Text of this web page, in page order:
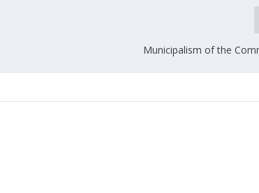
Municipalism of the